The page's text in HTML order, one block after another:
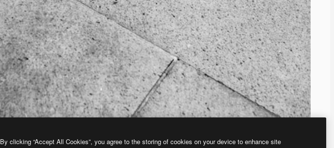
By clicking “Accept All Cookies”, you agree to the storing of cookies on your device to enhance site